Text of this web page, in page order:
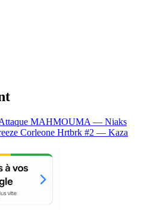
MAHMOUMA — Niaks
Corleone Hrtbrk #2 — Kaza